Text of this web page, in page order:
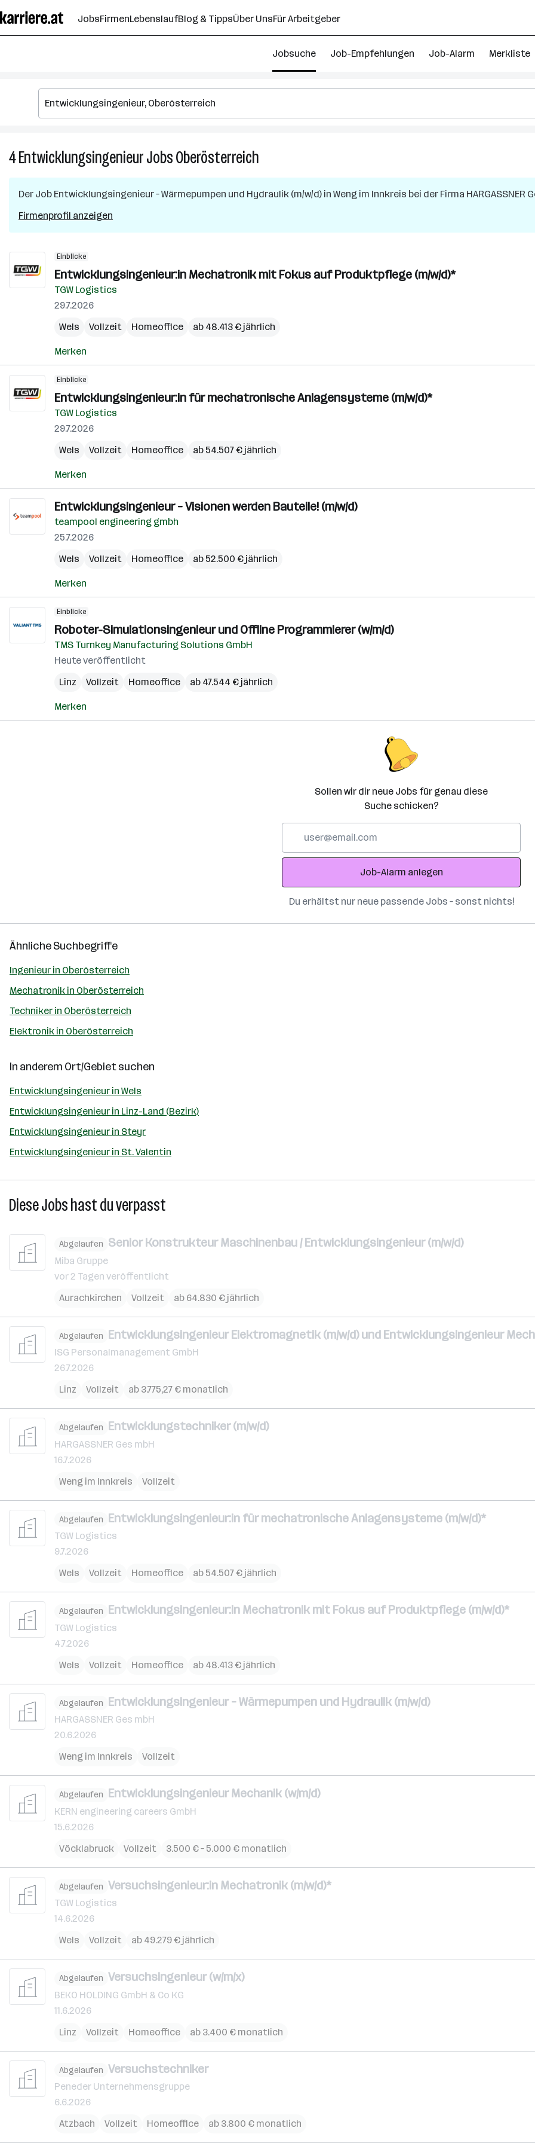
Seiteninhalt
springen
JobsFirmenLebenslaufBlog & TippsÜber UnsFür Arbeitgeber
Jobsuche Job-Empfehlungen Job-Alarm Merkliste
4EntwicklungsingenieurJobsOberösterreich
in
Der Job Entwicklungsingenieur – Wärmepumpen und Hydraulik (m/w/d) in Weng im Innkreis bei der Firma HARGASSNER
Firmenprofil anzeigen
Einblicke
Entwicklungsingenieur:in Mechatronik mit Fokus auf Produktpflege (m/w/d)*
TGW Logistics
29.7.2026
Wels
Vollzeit Homeoffice ab 48.413 € jährlich
Merken
Einblicke
Entwicklungsingenieur:in für mechatronische Anlagensysteme (m/w/d)*
TGW Logistics
29.7.2026
Wels
Vollzeit Homeoffice ab 54.507 € jährlich
Merken
Entwicklungsingenieur – Visionen werden Bauteile! (m/w/d)
teampool engineering gmbh
25.7.2026
Wels
Vollzeit Homeoffice ab 52.500 € jährlich
Merken
Einblicke
Roboter-Simulationsingenieur und Offline Programmierer (w/m/d)
TMS Turnkey Manufacturing Solutions GmbH
Heute veröffentlicht
Linz
Vollzeit Homeoffice ab 47.544 € jährlich
Merken
Sollen wir dir neue Jobs für genau diese
Suche schicken?
Adresse
Job-Alarm anlegen
Du erhältst nur neue passende Jobs – sonst nichts!
Ähnliche Suchbegriffe
Ingenieur in Oberösterreich
Mechatronik in Oberösterreich
Techniker in Oberösterreich
Elektronik in Oberösterreich
In anderem Ort/Gebiet suchen
Entwicklungsingenieur in Wels
Entwicklungsingenieur in Linz-Land (Bezirk)
Entwicklungsingenieur in Steyr
Entwicklungsingenieur in St. Valentin
Diese Jobs hast du verpasst
Abgelaufen Senior Konstrukteur Maschinenbau / Entwicklungsingenieur (m/w/d)
Miba Gruppe
vor 2 Tagen veröffentlicht
Aurachkirchen
Vollzeit ab 64.830 € jährlich
Abgelaufen Entwicklungsingenieur Elektromagnetik (m/w/d) und Entwicklungsingenieur
ISG Personalmanagement GmbH
26.7.2026
Linz
Vollzeit ab 3.775,27 € monatlich
Abgelaufen Entwicklungstechniker (m/w/d)
HARGASSNER Ges mbH
16.7.2026
Weng im Innkreis
Vollzeit
Abgelaufen Entwicklungsingenieur:in für mechatronische Anlagensysteme (m/w/d)*
TGW Logistics
9.7.2026
Wels
Vollzeit Homeoffice ab 54.507 € jährlich
Abgelaufen Entwicklungsingenieur:in Mechatronik mit Fokus auf Produktpflege (m/w/d)*
TGW Logistics
4.7.2026
Wels
Vollzeit Homeoffice ab 48.413 € jährlich
Abgelaufen Entwicklungsingenieur – Wärmepumpen und Hydraulik (m/w/d)
HARGASSNER Ges mbH
20.6.2026
Weng im Innkreis
Vollzeit
Abgelaufen Entwicklungsingenieur Mechanik (w/m/d)
KERN engineering careers GmbH
15.6.2026
Vöcklabruck
Vollzeit 3.500 € – 5.000 € monatlich
Abgelaufen Versuchsingenieur:in Mechatronik (m/w/d)*
TGW Logistics
14.6.2026
Wels
Vollzeit ab 49.279 € jährlich
Abgelaufen Versuchsingenieur (w/m/x)
BEKO HOLDING GmbH & Co KG
11.6.2026
Linz
Vollzeit Homeoffice ab 3.400 € monatlich
Abgelaufen Versuchstechniker
Peneder Unternehmensgruppe
6.6.2026
Atzbach
Vollzeit Homeoffice ab 3.800 € monatlich